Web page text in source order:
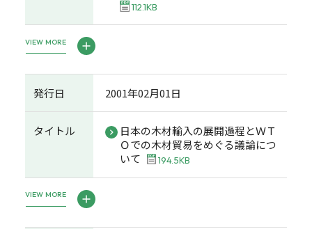
112.1KB
VIEW MORE
発行日 2001年02月01日
タイトル
日本の木材輸入の展開過程とＷＴ
Ｏでの木材貿易をめぐる議論につ
いて
194.5KB
VIEW MORE